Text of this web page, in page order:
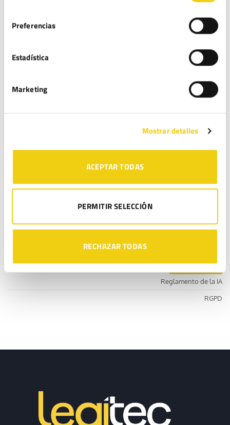
Preferencias
Estadística
Marketing
Mostrar detalles
ACEPTAR TODAS
PERMITIR SELECCIÓN
RECHAZAR TODAS
Lista Robinson: Qué es y cómo afecta a las campañas de marketing de tu
empresa
COMENTARIOS
Rodrigo Catalán
Protocolo de Acoso Laboral: ¿es obligatorio para
todas las empresas y en qué consiste?
empresas y en qué consiste?
está sancionando con hasta 5.000 €
José Luis Burguilloen¿Envíos comerciales sin consentimiento? La AEPD
ya está sancionando con hasta 5.000 €
Rodrigo Catalánen¿Envíos comerciales sin consentimiento? La AEPD ya
CATEGORÍAS
Reglamento de la IA
RGPD